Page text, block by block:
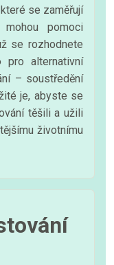
se zaměřují
pomoci
se rozhodnete
pro alternativní
– soustředění
je, abyste se
těšili a užili
životnímu